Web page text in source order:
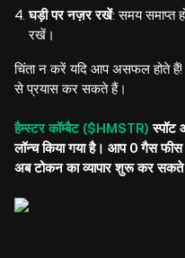
घड़ी पर नज़र रखें: समय समाप्त
रखें।
चिंता न करें यदि आप असफल होते
से प्रयास कर सकते हैं।
हैम्स्टर कॉम्बैट ($HMSTR) स्पॉट
लॉन्च किया गया है। आप 0 गैस
अब टोकन का व्यापार शुरू कर सकते